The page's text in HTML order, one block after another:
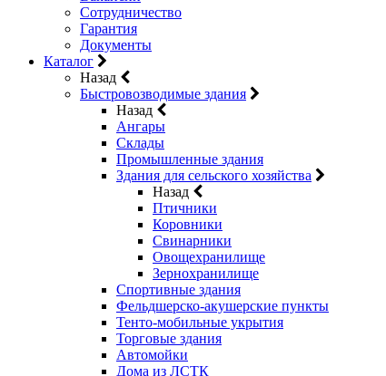
Сотрудничество
Гарантия
Документы
Каталог
Назад
Быстровозводимые здания
Назад
Ангары
Склады
Промышленные здания
Здания для сельского хозяйства
Назад
Птичники
Коровники
Свинарники
Овощехранилище
Зернохранилище
Спортивные здания
Фельдшерско-акушерские пункты
Тенто-мобильные укрытия
Торговые здания
Автомойки
Дома из ЛСТК